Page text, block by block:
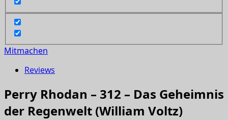
Mitmachen
Reviews
Perry Rhodan – 312 – Das Geheimnis
der Regenwelt (William Voltz)